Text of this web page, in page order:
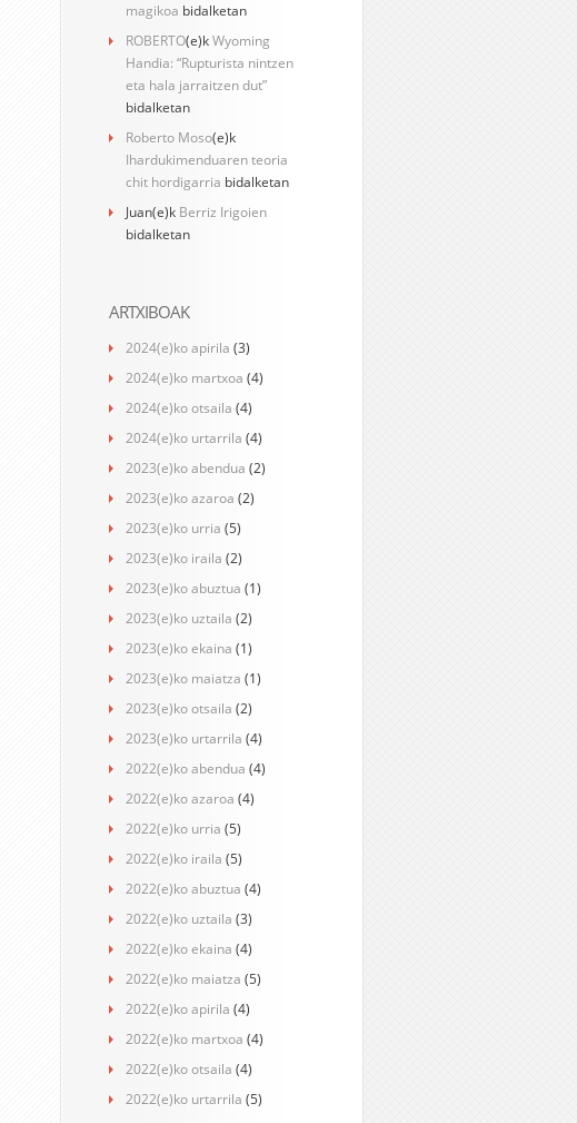
magikoa bidalketan
ROBERTO(e)kWyoming
Handia: “Rupturista nintzen
eta hala jarraitzen dut”
bidalketan
Roberto Moso(e)k
Ihardukimenduaren teoria
chit hordigarria bidalketan
Juan(e)k Berriz Irigoien
bidalketan
ARTXIBOAK
2024(e)ko apirila (3)
2024(e)ko martxoa (4)
2024(e)ko otsaila (4)
2024(e)ko urtarrila (4)
2023(e)ko abendua (2)
2023(e)ko azaroa (2)
2023(e)ko urria (5)
2023(e)ko iraila (2)
2023(e)ko abuztua (1)
2023(e)ko uztaila (2)
2023(e)ko ekaina (1)
2023(e)ko maiatza (1)
2023(e)ko otsaila (2)
2023(e)ko urtarrila (4)
2022(e)ko abendua (4)
2022(e)ko azaroa (4)
2022(e)ko urria (5)
2022(e)ko iraila (5)
2022(e)ko abuztua (4)
2022(e)ko uztaila (3)
2022(e)ko ekaina (4)
2022(e)ko maiatza (5)
2022(e)ko apirila (4)
2022(e)ko martxoa (4)
2022(e)ko otsaila (4)
2022(e)ko urtarrila (5)